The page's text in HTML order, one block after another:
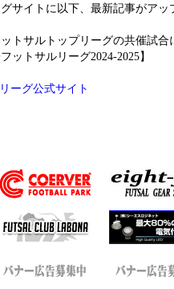
サイトに以下、最新記事がアッ
ットサルトップリーグの共催試
ットサルリーグ2024-2025】
ーグ公式サイト